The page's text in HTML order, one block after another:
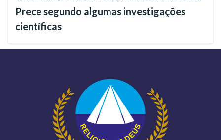
Acompanhe os conteúdos no canal daReligião Divina no
. Inscreva-se, ative o sininho e confira todos os
vídeos com a maior qualidade e repletos de Espiritualidade
Prece segundo algumas investigações
científicas